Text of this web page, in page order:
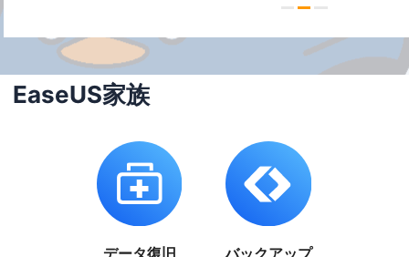
EaseUS家族
データ復旧 バックアップ